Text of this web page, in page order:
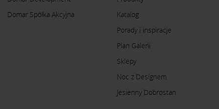
Domar Spółka Akcyjna
Katalog
Porady i inspiracje
Plan Galerii
Sklepy
Noc z Designem
Jesienny Dobrostan